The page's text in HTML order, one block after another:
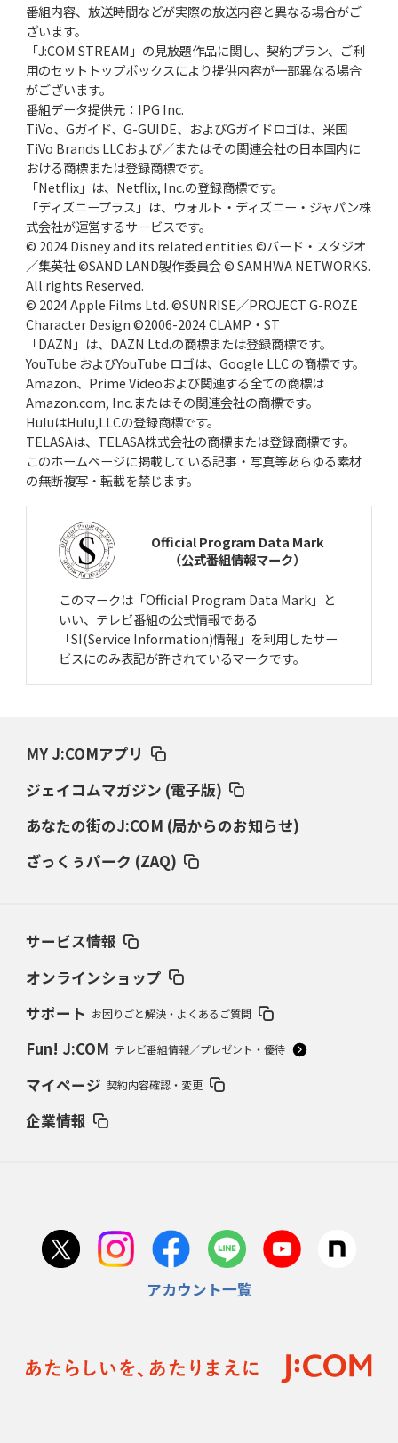
番組内容、放送時間などが実際の放送内容と異なる場合がご
ざいます。
「J:COM STREAM」の見放題作品に関し、契約プラン、ご利
用のセットトップボックスにより提供内容が一部異なる場合
がございます。
番組データ提供元：IPG Inc.
TiVo、Gガイド、G-GUIDE、およびGガイドロゴは、米国
TiVo Brands LLCおよび／またはその関連会社の日本国内に
おける商標または登録商標です。
「Netflix」は、Netflix, Inc.の登録商標です。
「ディズニープラス」は、ウォルト・ディズニー・ジャパン株
式会社が運営するサービスです。
© 2024 Disney and its related entities ©バード・スタジオ
／集英社 ©SAND LAND製作委員会 © SAMHWA NETWORKS.
All rights Reserved.
© 2024 Apple Films Ltd. ©SUNRISE／PROJECT G-ROZE
Character Design ©2006-2024 CLAMP・ST
「DAZN」は、DAZN Ltd.の商標または登録商標です。
YouTube およびYouTube ロゴは、Google LLC の商標です。
Amazon、Prime Videoおよび関連する全ての商標は
Amazon.com, Inc.またはその関連会社の商標です。
HuluはHulu,LLCの登録商標です。
TELASAは、TELASA株式会社の商標または登録商標です。
このホームページに掲載している記事・写真等あらゆる素材
の無断複写・転載を禁じます。
Official Program Data Mark
（公式番組情報マーク）
このマークは「Official Program Data Mark」と
いい、テレビ番組の公式情報である
「SI(Service Information)情報」を利用したサー
ビスにのみ表記が許されているマークです。
MY J:COMアプリ
ジェイコムマガジン (電子版)
あなたの街のJ:COM (局からのお知らせ)
ざっくぅパーク (ZAQ)
サービス情報
オンラインショップ
サポート お困りごと解決・よくあるご質問
Fun! J:COM テレビ番組情報／プレゼント・優待
マイページ 契約内容確認・変更
企業情報
アカウント一覧